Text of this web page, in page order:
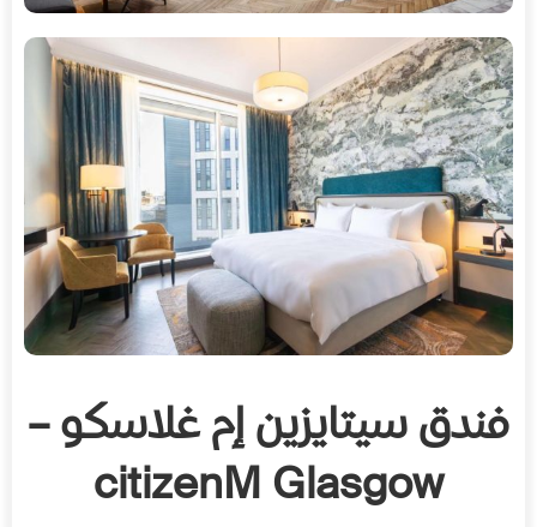
فندق سيتايزين إم غلاسكو –
citizenM Glasgow